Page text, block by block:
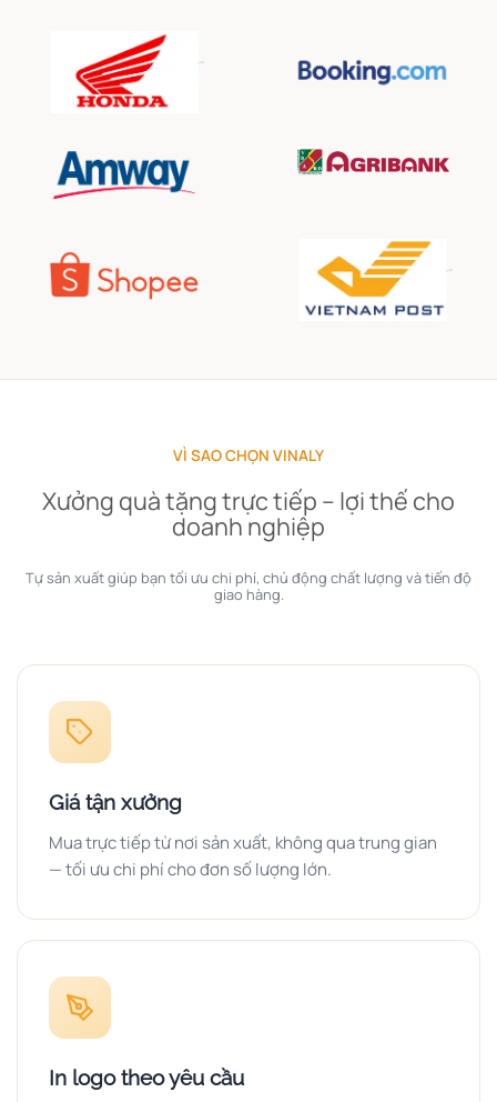
VÌ SAO CHỌN VINALY
Xưởng quà tặng trực tiếp – lợi thế cho
doanh nghiệp
Tự sản xuất giúp bạn tối ưu chi phí, chủ động chất lượng và tiến độ
giao hàng.
Giá tận xưởng
Mua trực tiếp từ nơi sản xuất, không qua trung gian
— tối ưu chi phí cho đơn số lượng lớn.
In logo theo yêu cầu